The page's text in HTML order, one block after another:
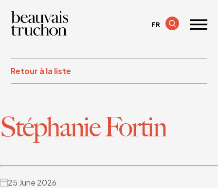
FR
Retour à la liste
Stéphanie Fortin
25 June 2026